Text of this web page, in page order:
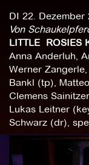
DI 22. Dezember
Von
LITTLE ROSIES
Anna Anderluh,
Werner
Bankl (tp),
Clemens
Lukas Leitner
Schwarz (dr),